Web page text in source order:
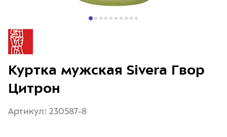
Куртка мужская Sivera Гвор
Цитрон
Артикул: 230587-8